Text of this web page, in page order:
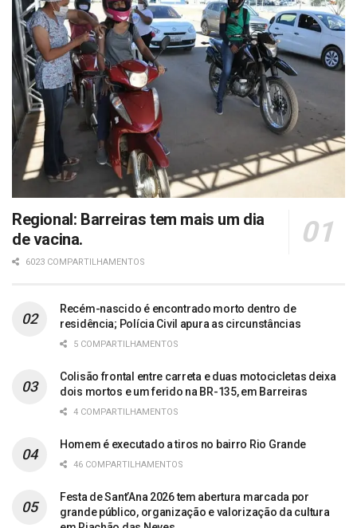
Regional: Barreiras tem mais um dia
de vacina.
6023 COMPARTILHAMENTOS
Recém-nascido é encontrado morto dentro de
residência; Polícia Civil apura as circunstâncias
5 COMPARTILHAMENTOS
Colisão frontal entre carreta e duas motocicletas deixa
dois mortos e um ferido na BR-135, em Barreiras
4 COMPARTILHAMENTOS
Homem é executado a tiros no bairro Rio Grande
46 COMPARTILHAMENTOS
Festa de Sant’Ana 2026 tem abertura marcada por
grande público, organização e valorização da cultura